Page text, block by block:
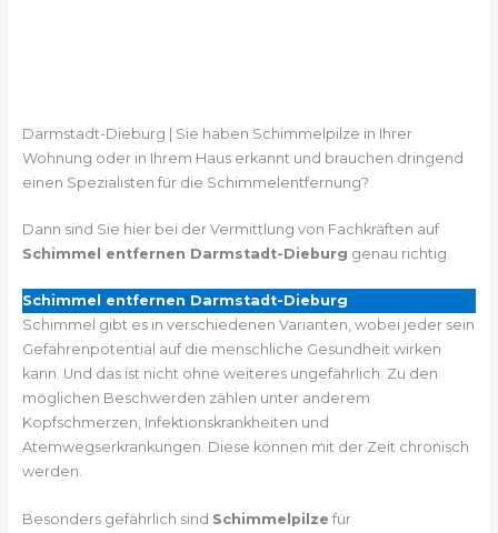
Darmstadt-Dieburg | Sie haben Schimmelpilze in Ihrer
Wohnung oder in Ihrem Haus erkannt und brauchen dringend
einen Spezialisten für die Schimmelentfernung?
Dann sind Sie hier bei der Vermittlung von Fachkräften auf
Schimmel entfernen Darmstadt-Dieburg genau richtig.
Schimmel entfernen Darmstadt-Dieburg
Schimmel gibt es in verschiedenen Varianten, wobei jeder sein
Gefahrenpotential auf die menschliche Gesundheit wirken
kann. Und das ist nicht ohne weiteres ungefährlich. Zu den
möglichen Beschwerden zählen unter anderem
Kopfschmerzen, Infektionskrankheiten und
Atemwegserkrankungen. Diese können mit der Zeit chronisch
werden.
Besonders gefährlich sind Schimmelpilze für